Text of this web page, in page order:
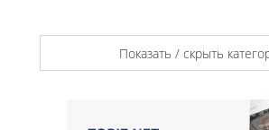
Показать / скрыть